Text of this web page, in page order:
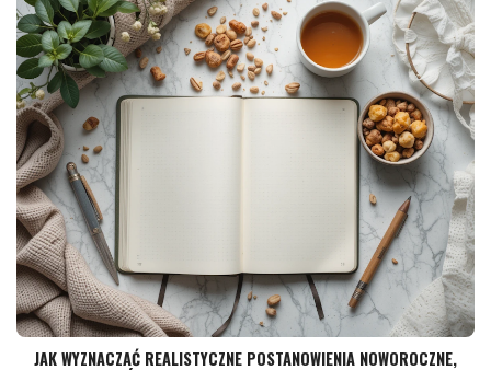
JAK WYZNACZAĆ REALISTYCZNE POSTANOWIENIA NOWOROCZNE,